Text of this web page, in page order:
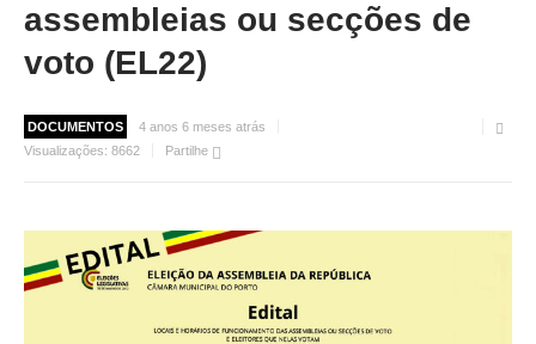
HISTÓRIA
TRANSPORTES
IMPRENSA
BRASÃO
assembleias ou secções de
voto (EL22)
DOCUMENTOS
4 anos 6 meses atrás
Visualizações: 8662 Partilhe